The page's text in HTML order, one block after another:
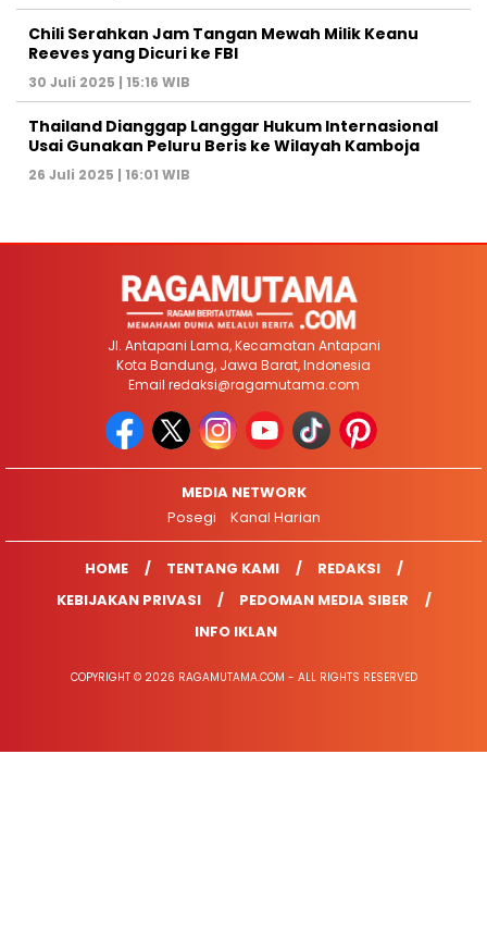
Chili Serahkan Jam Tangan Mewah Milik Keanu
Reeves yang Dicuri ke FBI
30 Juli 2025 | 15:16 WIB
Thailand Dianggap Langgar Hukum Internasional
Usai Gunakan Peluru Beris ke Wilayah Kamboja
26 Juli 2025 | 16:01 WIB
Jl. Antapani Lama, Kecamatan Antapani
Kota Bandung, Jawa Barat, Indonesia
Email redaksi@ragamutama.com
MEDIA NETWORK
Posegi
Kanal Harian
HOME TENTANG KAMI
REDAKSI
KEBIJAKAN PRIVASI
PEDOMAN MEDIA SIBER
INFO IKLAN
COPYRIGHT © 2026 RAGAMUTAMA.COM - ALL RIGHTS RESERVED